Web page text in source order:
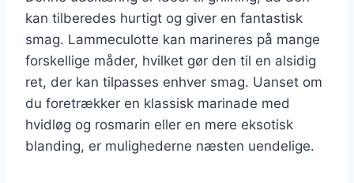
kan tilberedes hurtigt og giver en fantastisk
smag. Lammeculotte kan marineres på mange
forskellige måder, hvilket gør den til en alsidig
ret, der kan tilpasses enhver smag. Uanset om
du foretrækker en klassisk marinade med
hvidløg og rosmarin eller en mere eksotisk
blanding, er mulighederne næsten uendelige.